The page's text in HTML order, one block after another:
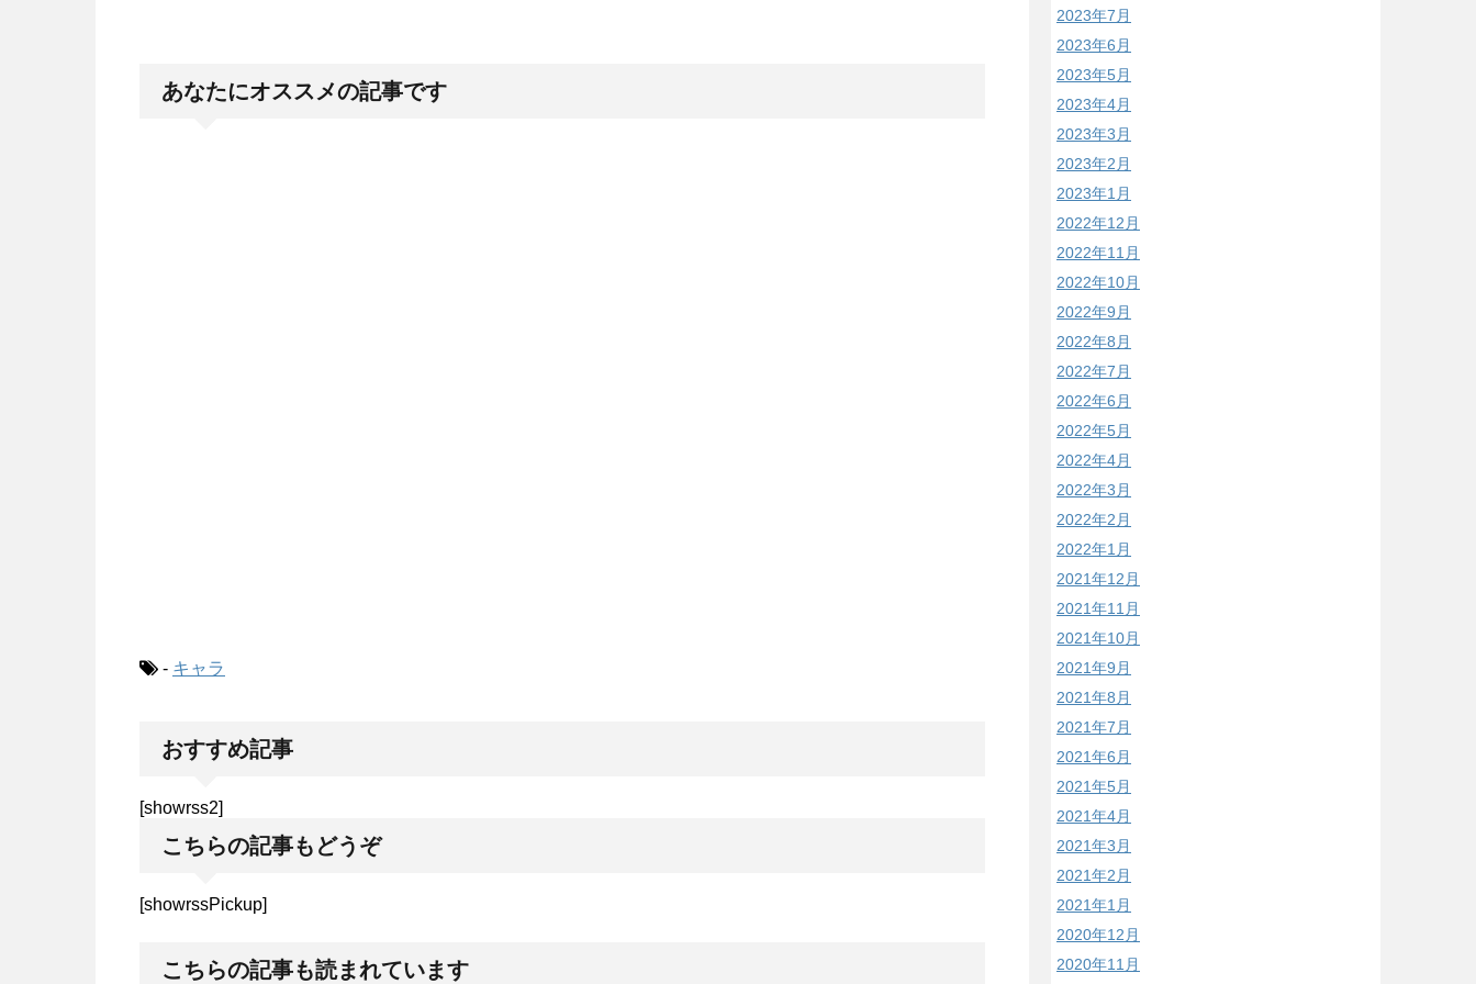
あなたにオススメの記事です
- キャラ
おすすめ記事
[showrss2]
こちらの記事もどうぞ
[showrssPickup]
こちらの記事も読まれています
2023年7月
2023年6月
2023年5月
2023年4月
2023年3月
2023年2月
2023年1月
2022年12月
2022年11月
2022年10月
2022年9月
2022年8月
2022年7月
2022年6月
2022年5月
2022年4月
2022年3月
2022年2月
2022年1月
2021年12月
2021年11月
2021年10月
2021年9月
2021年8月
2021年7月
2021年6月
2021年5月
2021年4月
2021年3月
2021年2月
2021年1月
2020年12月
2020年11月